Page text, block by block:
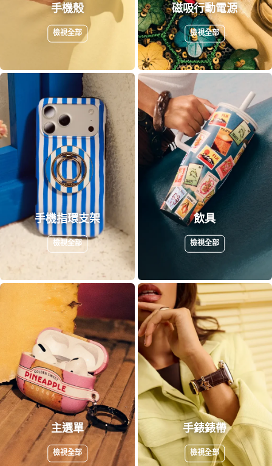
手機殼
檢視全部
磁吸行動電源
檢視全部
手機指環支架
檢視全部
飲具
檢視全部
主選單
檢視全部
手錶錶帶
檢視全部